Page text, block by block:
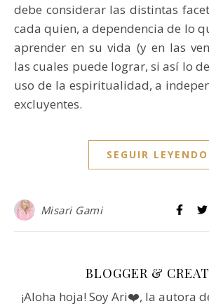
debe considerar las distintas
cada quien, a dependencia de lo
aprender en su vida (y en las
las cuales puede lograr, si así lo
uso de la espiritualidad, a
excluyentes.
SEGUIR LEYENDO
Misari Gami
BLOGGER &
¡Aloha hoja! Soy Ari❤️, la autora